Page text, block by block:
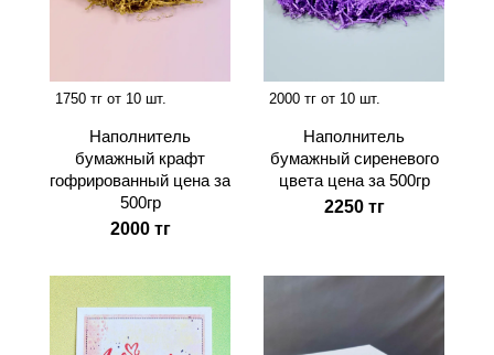
1750 тг от 10 шт.
Наполнитель
бумажный крафт
гофрированный цена за
500гр
2000 тг
2000 тг от 10 шт.
Наполнитель
бумажный сиреневого
цвета цена за 500гр
2250 тг